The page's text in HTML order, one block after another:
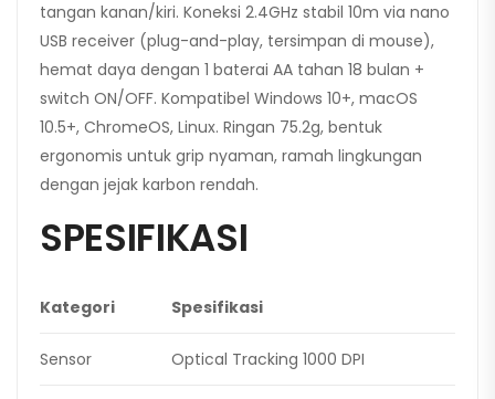
tangan kanan/kiri. Koneksi 2.4GHz stabil 10m via nano
USB receiver (plug-and-play, tersimpan di mouse),
hemat daya dengan 1 baterai AA tahan 18 bulan +
switch ON/OFF. Kompatibel Windows 10+, macOS
10.5+, ChromeOS, Linux. Ringan 75.2g, bentuk
ergonomis untuk grip nyaman, ramah lingkungan
dengan jejak karbon rendah.
SPESIFIKASI
Kategori Spesifikasi
Sensor Optical Tracking 1000 DPI